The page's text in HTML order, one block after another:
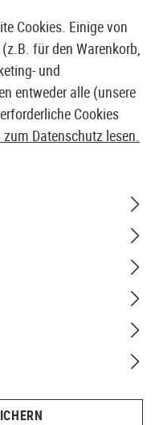
& GROßHÄNDLER
Cookies. Einige von
für den Warenkorb,
und
entweder alle (unsere
Cookies
Datenschutz lesen.